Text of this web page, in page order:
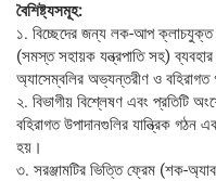
বৈশিষ্ট্যসমূহ:
১. বিচ্ছেদের জন্য লক-আপ ক্লাচযুক্ত
(সমস্ত সহায়ক যন্ত্রপাতি সহ)
অ্যাসেম্বলির অভ্যন্তরীণ ও বহিরাগত
২. বিভাগীয় বিশ্লেষণ এবং প্রতিটি
বহিরাগত উপাদানগুলির যান্ত্রিক গঠন
হয়।
৩. সরঞ্জামটির ভিত্তি ফ্রেম (শক-